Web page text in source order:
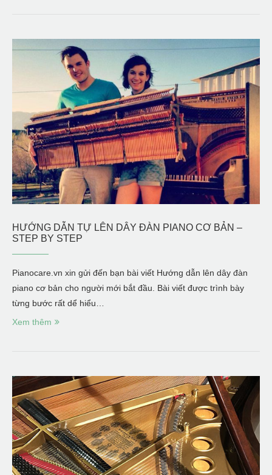
HƯỚNG DẪN TỰ LÊN DÂY ĐÀN PIANO CƠ BẢN –
STEP BY STEP
Pianocare.vn xin gửi đến bạn bài viết Hướng dẫn lên dây đàn
piano cơ bản cho người mới bắt đầu. Bài viết được trình bày
từng bước rất dể hiểu…
Xem thêm